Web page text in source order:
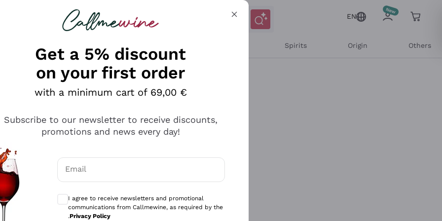
looking for
EN
Spirits Origin Others
Get a 5% discount
on your first order
with a minimum cart of 69,00 €
Subscribe to our newsletter to receive discounts,
promotions and news every day!
Email
I agree to receive newsletters and promotional
communications from Callmewine, as required by the
.Privacy Policy